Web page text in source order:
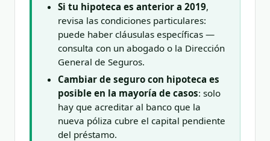
Si tu hipoteca es anterior a 2019,
revisa las condiciones particulares:
puede haber cláusulas específicas —
consulta con un abogado o la Dirección
General de Seguros.
Cambiar de seguro con hipoteca es
posible en la mayoría de casos: solo
hay que acreditar al banco que la
nueva póliza cubre el capital pendiente
del préstamo.